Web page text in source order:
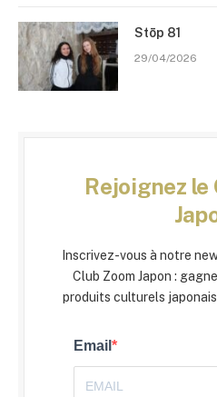
Stōp 81
29/04/2026
Rejoignez le
Inscrivez-vous à notre
Club Zoom Japon :
produits culturels japonais
Email